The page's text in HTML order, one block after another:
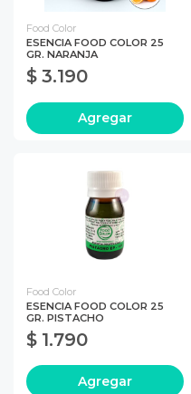
Food Color
ESENCIA FOOD COLOR 25
GR. NARANJA
$ 3.190
Agregar
Food Color
ESENCIA FOOD COLOR 25
GR. PISTACHO
$ 1.790
Agregar